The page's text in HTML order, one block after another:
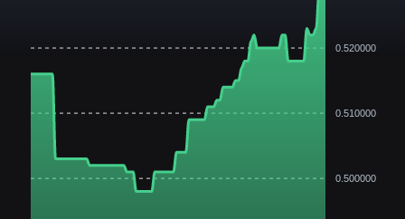
0.520000
0.510000
0.500000